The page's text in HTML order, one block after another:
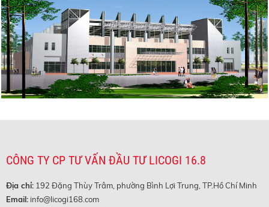
CÔNG TY CP TƯ VẤN ĐẦU TƯ LICOGI 16.8
Địa chỉ: 192 Đặng Thùy Trâm, phường Bình Lợi Trung, TP.Hồ Chí Minh
Email: info@licogi168.com